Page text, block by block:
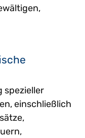
spezieller
einschließlich